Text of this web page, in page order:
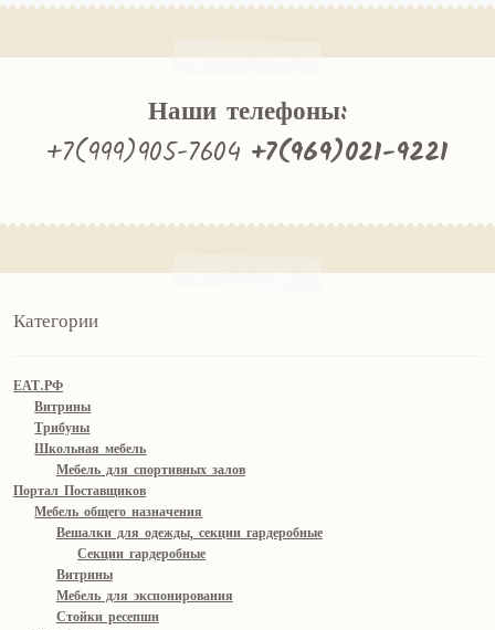
Наши телефоны:
+7(999)905-7604 +7(969)021-9221
Категории
ЕАТ.РФ
Витрины
Трибуны
Школьная мебель
Мебель для спортивных залов
Портал Поставщиков
Мебель общего назначения
Вешалки для одежды, секции гардеробные
Секции гардеробные
Витрины
Мебель для экспонирования
Стойки ресепшн